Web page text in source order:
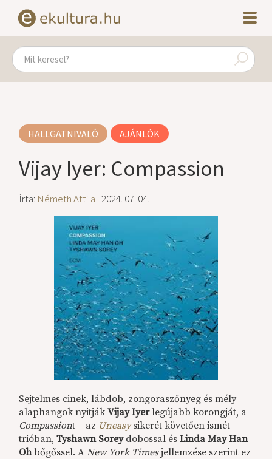
HALLGATNIVALÓ AJÁNLÓK
Vijay Iyer: Compassion
Írta: Németh Attila | 2024. 07. 04.
Sejtelmes cinek, lábdob, zongoraszőnyeg és mély
alaphangok nyitjákVijay Iyerlegújabb korongját, a
Compassiont – az Uneasysikerét követően ismét
trióban,Tyshawn Soreydobossal ésLinda May Han
Ohbőgőssel. ANew York Timesjellemzése szerint ez